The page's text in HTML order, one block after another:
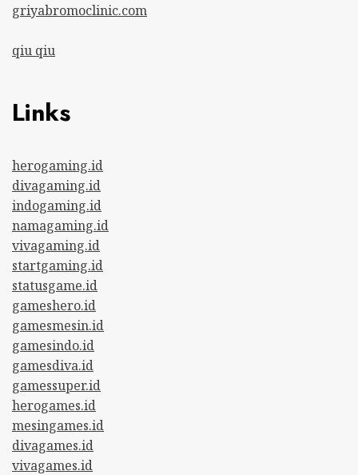
griyabromoclinic.com
qiu qiu
Links
herogaming.id
divagaming.id
indogaming.id
namagaming.id
vivagaming.id
startgaming.id
statusgame.id
gameshero.id
gamesmesin.id
gamesindo.id
gamesdiva.id
gamessuper.id
herogames.id
mesingames.id
divagames.id
vivagames.id